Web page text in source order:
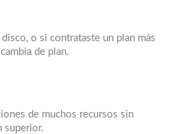
o si contrataste un plan más
de plan.
de muchos recursos sin
superior.